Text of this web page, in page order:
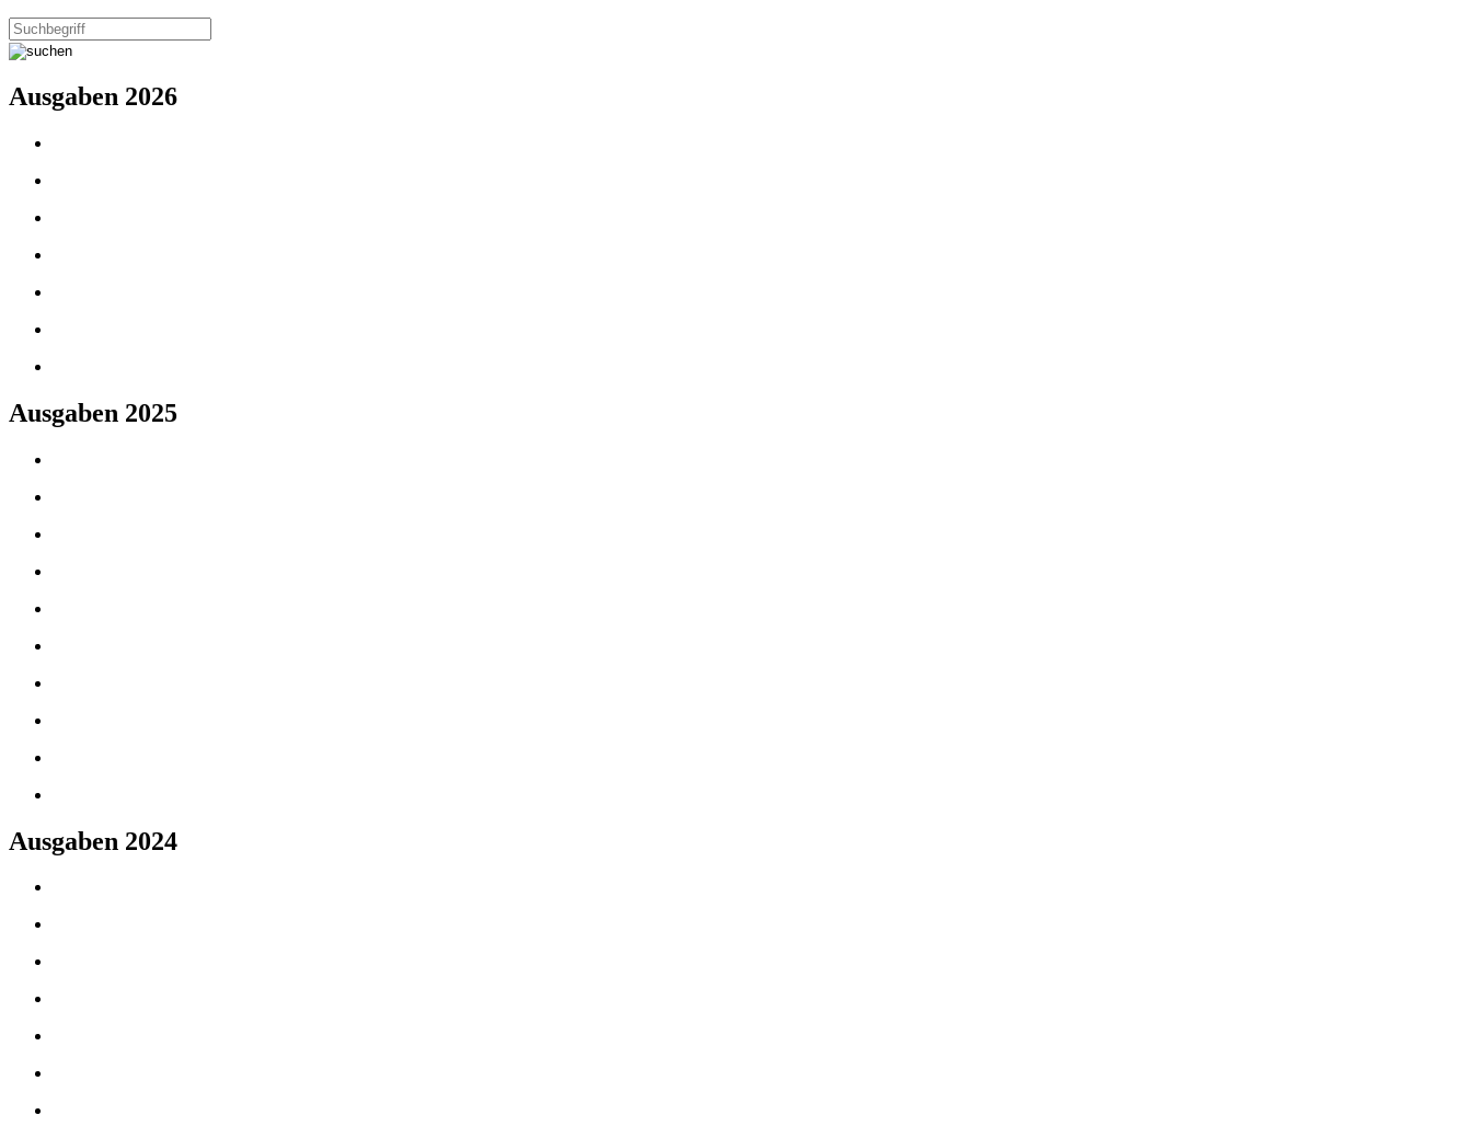
Ausgaben 2026
Ausgaben 2025
Ausgaben 2024